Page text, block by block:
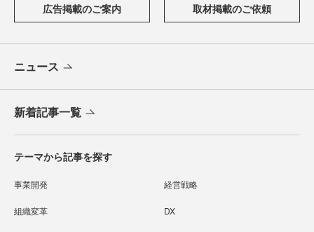
広告掲載のご案内 取材掲載のご依頼
ニュース
新着記事一覧
テーマから記事を探す
事業開発 経営戦略
組織変革 DX